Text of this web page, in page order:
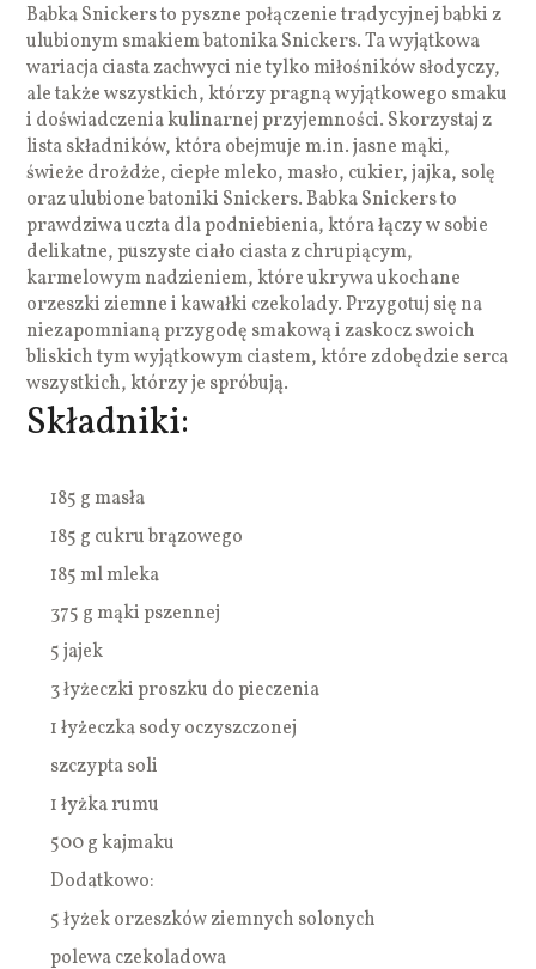
Babka Snickers to pyszne połączenie tradycyjnej babki z
ulubionym smakiem batonika Snickers. Ta wyjątkowa
wariacja ciasta zachwyci nie tylko miłośników słodyczy,
ale także wszystkich, którzy pragną wyjątkowego smaku
i doświadczenia kulinarnej przyjemności. Skorzystaj z
lista składników, która obejmuje m.in. jasne mąki,
świeże drożdże, ciepłe mleko, masło, cukier, jajka, solę
oraz ulubione batoniki Snickers. Babka Snickers to
prawdziwa uczta dla podniebienia, która łączy w sobie
delikatne, puszyste ciało ciasta z chrupiącym,
karmelowym nadzieniem, które ukrywa ukochane
orzeszki ziemne i kawałki czekolady. Przygotuj się na
niezapomnianą przygodę smakową i zaskocz swoich
bliskich tym wyjątkowym ciastem, które zdobędzie serca
wszystkich, którzy je spróbują.
Składniki:
185 g masła
185 g cukru brązowego
185 ml mleka
375 g mąki pszennej
5 jajek
3 łyżeczki proszku do pieczenia
1 łyżeczka sody oczyszczonej
szczypta soli
1 łyżka rumu
500 g kajmaku
Dodatkowo:
5 łyżek orzeszków ziemnych solonych
polewa czekoladowa